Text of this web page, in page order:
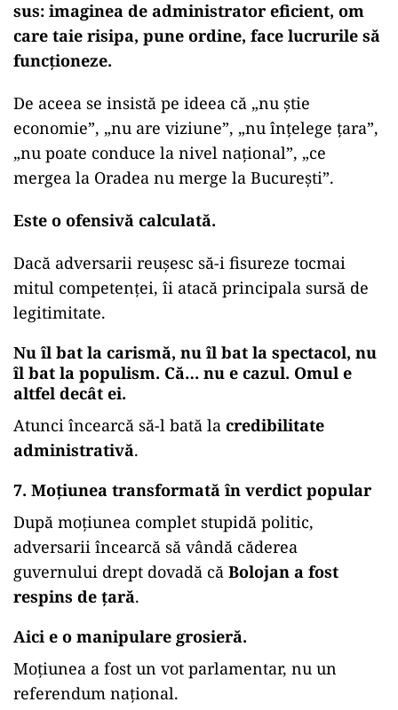
sus: imaginea de administrator eficient, om
care taie risipa, pune ordine, face lucrurile să
funcționeze.
De aceea se insistă pe ideea că „nu știe
economie”, „nu are viziune”, „nu înțelege țara”,
„nu poate conduce la nivel național”, „ce
mergea la Oradea nu merge la București”.
Este o ofensivă calculată.
Dacă adversarii reușesc să-i fisureze tocmai
mitul competenței, îi atacă principala sursă de
legitimitate.
Nu îl bat la carismă, nu îl bat la spectacol, nu
îl bat la populism. Că… nu e cazul. Omul e
altfel decât ei.
Atunci încearcă să-l bată la credibilitate
administrativă.
7. Moțiunea transformată în verdict popular
După moțiunea complet stupidă politic,
adversarii încearcă să vândă căderea
guvernului drept dovadă că Bolojan a fost
respins de țară.
Aici e o manipulare grosieră.
Moțiunea a fost un vot parlamentar, nu un
referendum național.